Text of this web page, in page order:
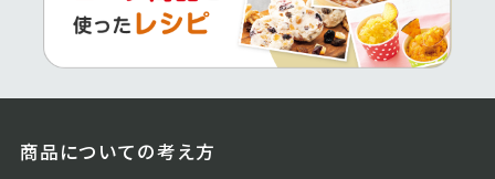
商品についての考え方